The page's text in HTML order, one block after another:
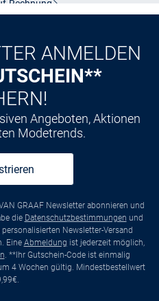
ANMELDEN
Angeboten, Aktionen
Modetrends.
GRAAF Newsletter abonnieren und
die Datenschutzbestimmungen und
Newsletter-Versand
Eine Abmeldung ist jederzeit möglich,
. **Ihr Gutschein-Code ist einmalig
4 Wochen gültig. Mindestbestellwert